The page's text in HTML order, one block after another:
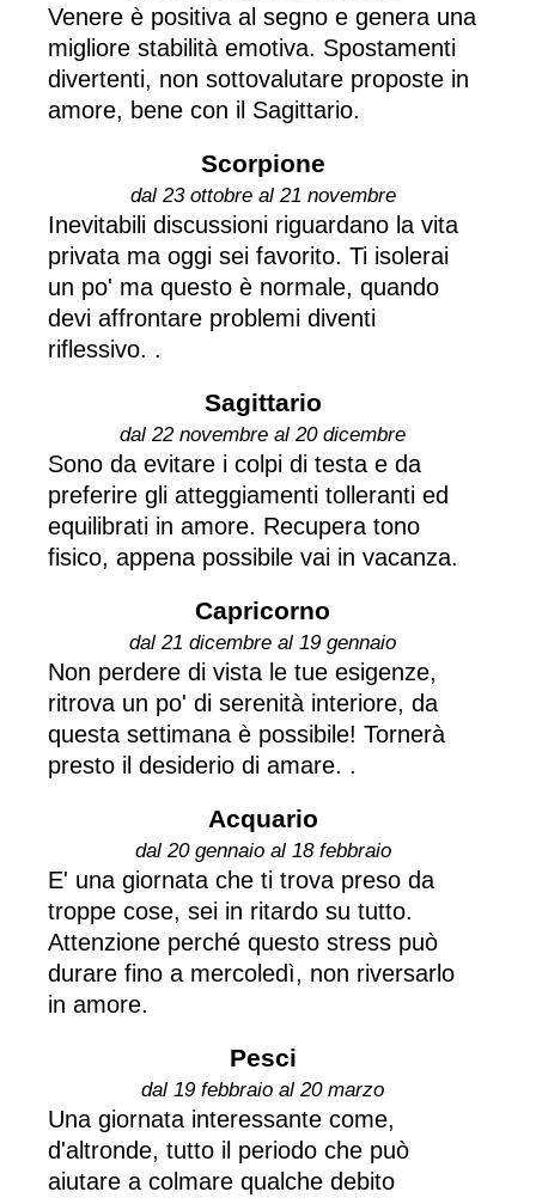
Venere è positiva al segno e genera una
migliore stabilità emotiva. Spostamenti
divertenti, non sottovalutare proposte in
amore, bene con il Sagittario.
Scorpione
dal 23 ottobre al 21 novembre
Inevitabili discussioni riguardano la vita
privata ma oggi sei favorito. Ti isolerai
un po' ma questo è normale, quando
devi affrontare problemi diventi
riflessivo. .
Sagittario
dal 22 novembre al 20 dicembre
Sono da evitare i colpi di testa e da
preferire gli atteggiamenti tolleranti ed
equilibrati in amore. Recupera tono
fisico, appena possibile vai in vacanza.
Capricorno
dal 21 dicembre al 19 gennaio
Non perdere di vista le tue esigenze,
ritrova un po' di serenità interiore, da
questa settimana è possibile! Tornerà
presto il desiderio di amare. .
Acquario
dal 20 gennaio al 18 febbraio
E' una giornata che ti trova preso da
troppe cose, sei in ritardo su tutto.
Attenzione perché questo stress può
durare fino a mercoledì, non riversarlo
in amore.
Pesci
dal 19 febbraio al 20 marzo
Una giornata interessante come,
d'altronde, tutto il periodo che può
aiutare a colmare qualche debito